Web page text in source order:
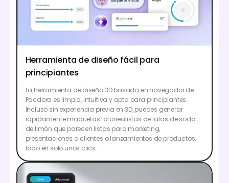
Herramienta de diseño fácil para
principiantes
La herramienta de diseño 3D basada en navegador de
Pacdora es limpia, intuitiva y apta para principiantes.
Incluso sin experiencia previa en 3D, puedes generar
rápidamente maquetas fotorrealistas de latas de soda
de limón que parecen listas para marketing,
presentaciones a clientes o lanzamientos de productos,
todo en solo unos clics.